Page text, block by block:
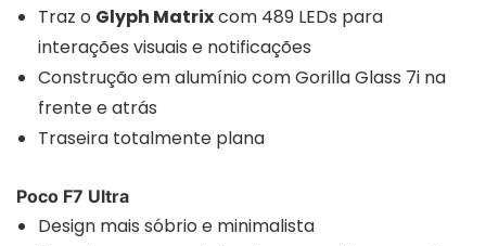
Traz o Glyph Matrixcom 489 LEDs para
interações visuais e notificações
Construção em alumínio com Gorilla Glass 7i na
frente e atrás
Traseira totalmente plana
Poco F7 Ultra
Design mais sóbrio e minimalista